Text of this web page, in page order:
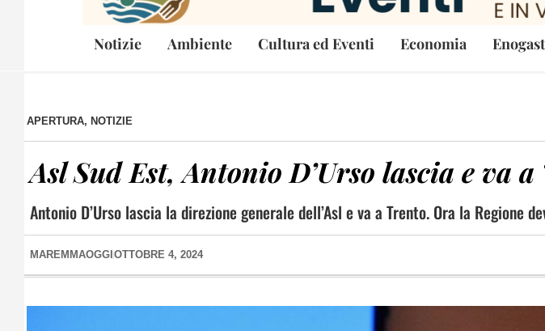
Notizie Ambiente Cultura ed Eventi Economia
APERTURA, NOTIZIE
Asl Sud Est, Antonio D’Urso lascia e va
Antonio D’Urso lascia la direzione generale dell’Asl e va a Trento. Ora la Regione
MAREMMAOGGI OTTOBRE 4, 2024